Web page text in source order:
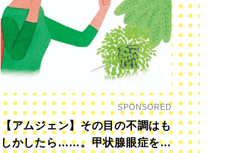
SPONSORED
【アムジェン】その目の不調はも
しかしたら……。甲状腺眼症を知